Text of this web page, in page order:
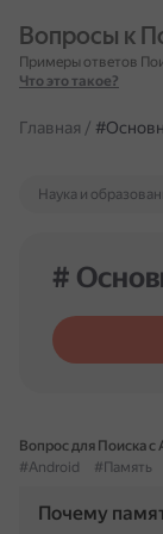
Вопросы к
Примеры ответов
Что это такое?
Главная /
Наука и
#
Вопрос для Поиска с
#Android
#Память
Почему